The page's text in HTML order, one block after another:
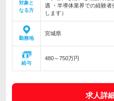
対象と
なる方
遇 ・半導体業界での経験者
します）
勤務地
宮城県
給与
480～750万円
求人詳